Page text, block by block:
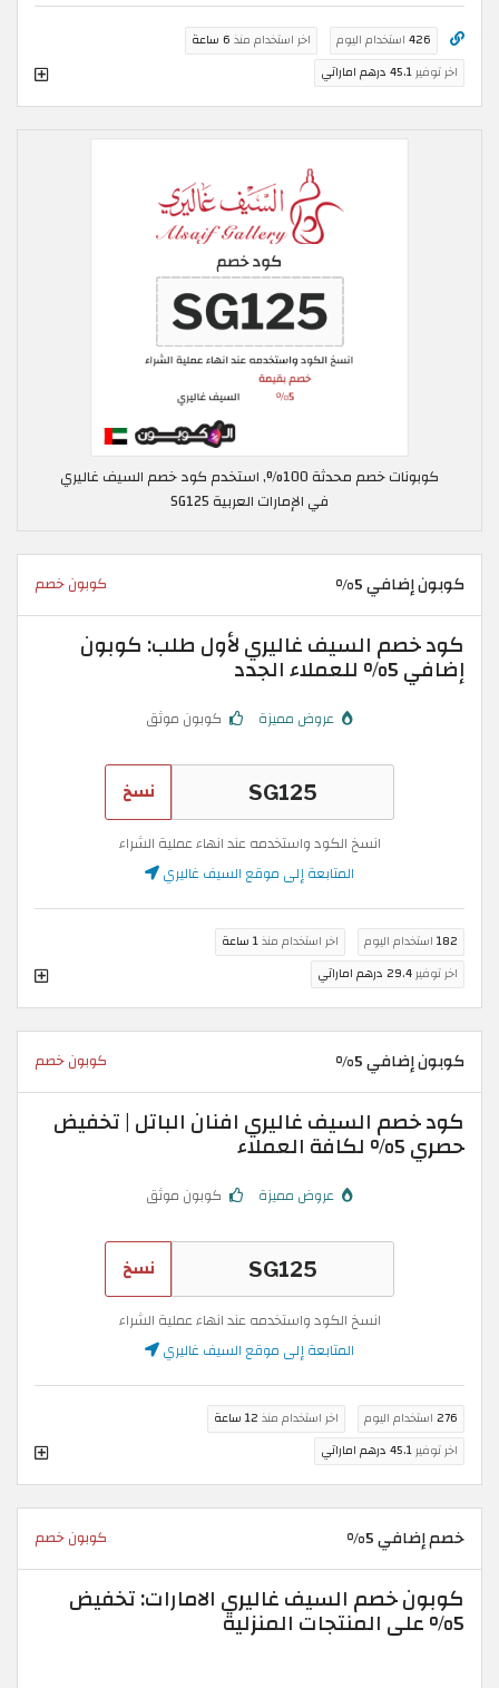
426 استخدام اليوم اخر استخدام منذ 6 ساعة
اخر توفير45.1 درهم اماراتي
كوبونات خصم محدثة 100%, استخدم كود خصم السيف غاليري
في الإمارات العربية SG125
كوبون إضافي 5% كوبون خصم
كود خصم السيف غاليري لأول طلب: كوبون
إضافي 5% للعملاء الجدد
عروض مميزة كوبون موثق
نسخ
انسخ الكود واستخدمه عند انهاء عملية الشراء
المتابعة إلى موقع السيف غاليري
182 استخدام اليوم اخر استخدام منذ1 ساعة
اخر توفير29.4 درهم اماراتي
كوبون إضافي 5% كوبون خصم
كود خصم السيف غاليري افنان الباتل | تخفيض
حصري 5% لكافة العملاء
عروض مميزة كوبون موثق
نسخ
انسخ الكود واستخدمه عند انهاء عملية الشراء
المتابعة إلى موقع السيف غاليري
276 استخدام اليوم اخر استخدام منذ 12 ساعة
اخر توفير45.1 درهم اماراتي
خصم إضافي 5% كوبون خصم
كوبون خصم السيف غاليري الامارات: تخفيض
5% على المنتجات المنزلية